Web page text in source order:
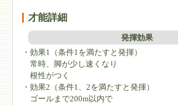
才能詳細
発揮効果
・効果1（条件1を満たすと発揮）
常時、脚が少し速くなり
根性がつく
・効果2（条件1、2を満たすと発揮）
ゴールまで200m以内で